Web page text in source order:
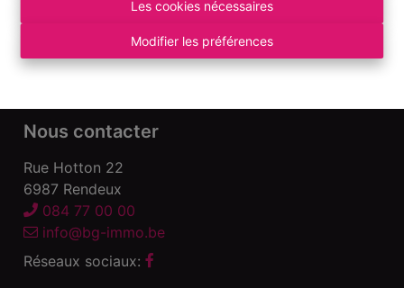
Les cookies nécessaires
Modifier les préférences
du Luxembourg 16 B – 1000 Bruxelles. Sous
des devoirs de l\'agent immobilier
Déclaration de confidentialité-Conditions
Nous contacter
Rue Hotton 22
6987 Rendeux
084 77 00 00
info@bg-immo.be
Réseaux sociaux: